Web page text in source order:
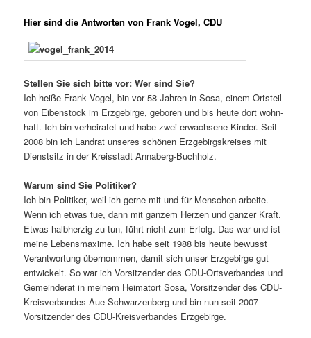
Hier sind die Antworten von Frank Vogel, CDU
Stellen Sie sich bitte vor: Wer sind Sie?
Ich heiße Frank Vogel, bin vor 58 Jahren in Sosa, einem Ortsteil
von Eibenstock im Erzgebirge, geboren und bis heute dort wohn­
haft. Ich bin verhei­ratet und habe zwei erwach­sene Kinder. Seit
2008 bin ich Landrat unseres schönen Erzgebirgskreises mit
Dienstsitz in der Kreisstadt Annaberg-Buchholz.
Warum sind Sie Politiker?
Ich bin Politiker, weil ich gerne mit und für Menschen arbeite.
Wenn ich etwas tue, dann mit ganzem Herzen und ganzer Kraft.
Etwas halb­herzig zu tun, führt nicht zum Erfolg. Das war und ist
meine Lebensmaxime. Ich habe seit 1988 bis heute bewusst
Verantwortung über­nommen, damit sich unser Erzgebirge gut
entwi­ckelt. So war ich Vorsitzender des CDU-Ortsverbandes und
Gemeinderat in meinem Heimatort Sosa, Vorsitzender des CDU-
Kreisverbandes Aue-Schwarzenberg und bin nun seit 2007
Vorsitzender des CDU-Kreisverbandes Erzgebirge.